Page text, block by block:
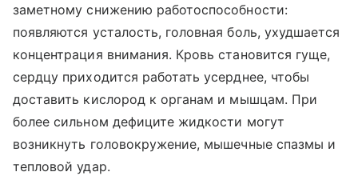
заметному снижению работоспособности:
появляются усталость, головная боль, ухудшается
концентрация внимания. Кровь становится гуще,
сердцу приходится работать усерднее, чтобы
доставить кислород к органам и мышцам. При
более сильном дефиците жидкости могут
возникнуть головокружение, мышечные спазмы и
тепловой удар.